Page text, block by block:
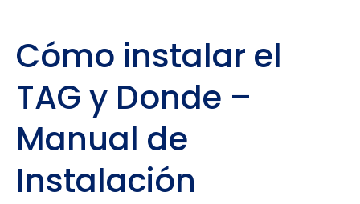
Cómo instalar el
TAG y Donde –
Manual de
Instalación